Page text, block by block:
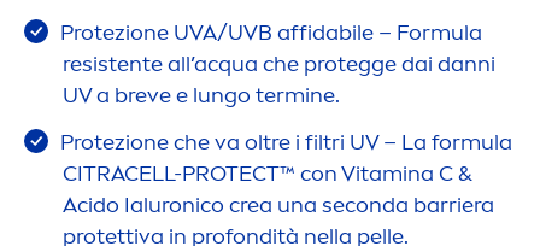
Protezione UVA/UVB affidabile – Formula
resistente all’acqua che protegge dai danni
UV a breve e lungo termine.
Protezione che va oltre i filtri UV – La formula
CITRACELL-PROTECT™ conVitamina C &
Acido Ialuronico crea una seconda barriera
protettiva in profondità nella pelle.